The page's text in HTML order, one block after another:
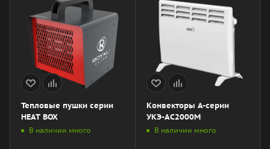
Тепловые пушки серии
HEAT BOX
В наличии много
Конвекторы А-серии
УКЭ-AС2000М
В наличии много